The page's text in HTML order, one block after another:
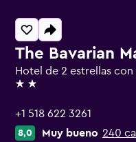
The Bavarian
Hotel de 2 estrellas
2 estrellas
+1 518 622 3261
8,0 Muy bueno 240